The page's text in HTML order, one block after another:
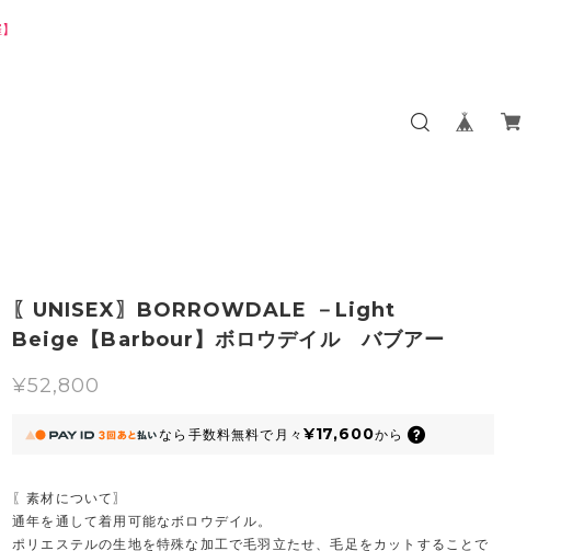
〖UNISEX〗BORROWDALE －Light
Beige【Barbour】ボロウデイル バブアー
¥52,800
なら 手数料無料で 月々 ¥17,600から
〖素材について〗
通年を通して着用可能なボロウデイル。
ポリエステルの生地を特殊な加工で毛羽立たせ、毛足をカットすることで